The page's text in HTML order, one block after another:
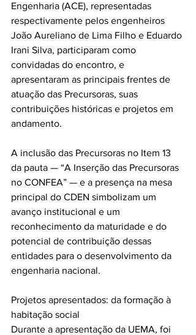
Engenharia (ACE), representadas
respectivamente pelos engenheiros
João Aureliano de Lima Filho e Eduardo
Irani Silva, participaram como
convidadas do encontro, e
apresentaram as principais frentes de
atuação das Precursoras, suas
contribuições históricas e projetos em
andamento.
A inclusão das Precursoras no Item 13
da pauta — “A Inserção das Precursoras
no CONFEA” — e a presença na mesa
principal do CDEN simbolizam um
avanço institucional e um
reconhecimento da maturidade e do
potencial de contribuição dessas
entidades para o desenvolvimento da
engenharia nacional.
Projetos apresentados: da formação à
habitação social
Durante a apresentação da UEMA, foi